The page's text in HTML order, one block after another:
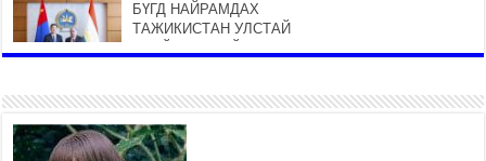
БҮГД НАЙРАМДАХ
ТАЖИКИСТАН УЛСТАЙ
26,992 суралцагч хотхоны бага
сургуульд, 8100 суралцагч